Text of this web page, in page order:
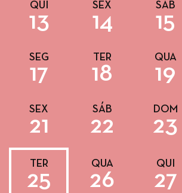
QUI
13
SEX
14
SÁB
15
SEG
17
TER
18
QUA
19
SEX
21
SÁB
22
DOM
23
TER
25
QUA
26
QUI
27